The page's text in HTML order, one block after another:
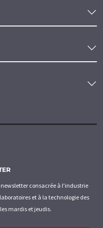
consacrée à l'industrie
et à la technologie des
mardis et jeudis.